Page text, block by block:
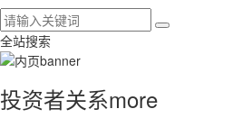
全站搜索
投资者关系more